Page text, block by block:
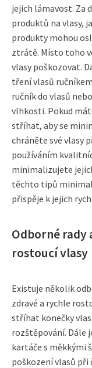
jejich lámavost. Za
produktů na vlasy,
produkty mohou
ztrátě. Místo toho
vlasy poškozovat.
tření vlasů
ručník do vlasů
vlhkosti. Pokud
stříhat, aby se
chráněte své vlasy
používáním
minimalizujete
těchto tipů
přispěje k jejich
Odborné rady
rostoucí vlasy
Existuje několik
zdravé a rychle
stříhat konečky
rozštěpování. Dále
kartáče s měkkými
poškození vlasů při